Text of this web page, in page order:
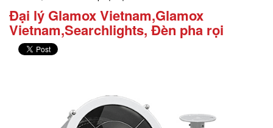
Đại lý Glamox Vietnam,Glamox
Vietnam,Searchlights, Đèn pha rọi